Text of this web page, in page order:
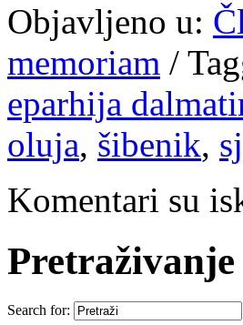
Objavljeno u:
memoriam /
eparhija
oluja, šibenik,
Komentari su
Pretraživanje
Search for: